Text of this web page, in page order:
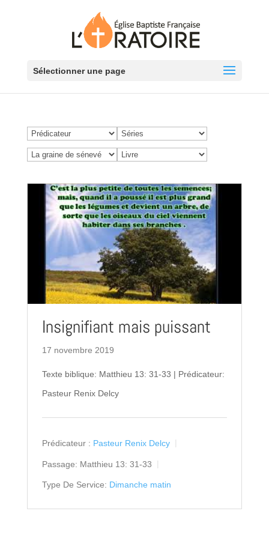
Sélectionner une page
Insignifiant mais puissant
17 novembre 2019
Texte biblique: Matthieu 13: 31-33 | Prédicateur:
Pasteur Renix Delcy
Prédicateur : Pasteur Renix Delcy
Passage: Matthieu 13: 31-33
Type De Service: Dimanche matin